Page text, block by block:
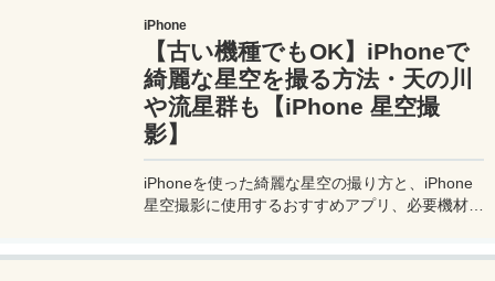
便利な情報、かかった費用など様々な情報をお届
け！夫婦喧嘩あり、ホロッと涙することもあり、
中年夫婦の等身大旅行記ブログ。
iPhone
【古い機種でもOK】iPhoneで
綺麗な星空を撮る方法・天の川
や流星群も【iPhone 星空撮
影】
iPhoneを使った綺麗な星空の撮り方と、iPhone
星空撮影に使用するおすすめアプリ、必要機材な